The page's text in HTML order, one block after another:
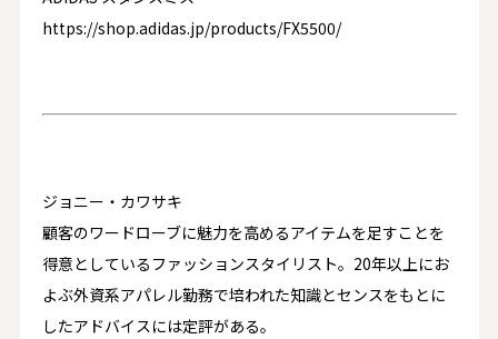
https://shop.adidas.jp/products/FX5500/
ジョニー・カワサキ
顧客のワードローブに魅力を高めるアイテムを足すことを
得意としているファッションスタイリスト。20年以上にお
よぶ外資系アパレル勤務で培われた知識とセンスをもとに
したアドバイスには定評がある。